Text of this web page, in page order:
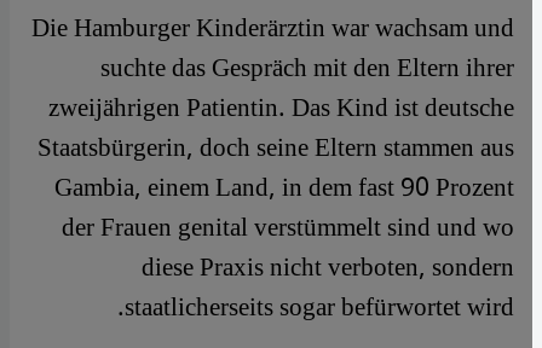
Die Hamburger Kinderärztin war wachsam und
suchte das Gespräch mit den Eltern ihrer
zweijährigen Patientin. Das Kind ist deutsche
Staatsbürgerin, doch seine Eltern stammen aus
Gambia, einem Land, in dem fast 90 Prozent
der Frauen genital verstümmelt sind und wo
diese Praxis nicht verboten, sondern
staatlicherseits sogar befürwortet wird.